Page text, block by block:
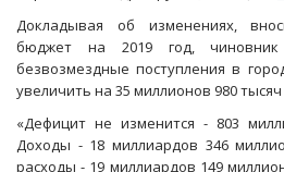
Докладывая об изменениях,
бюджет на 2019 год, чиновник
безвозмездные поступления в
увеличить на 35 миллионов 980
«Дефицит не изменится - 803
Доходы - 18 миллиардов 346
расходы - 19 миллиардов 149